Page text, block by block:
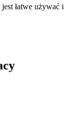
łatwe używać i